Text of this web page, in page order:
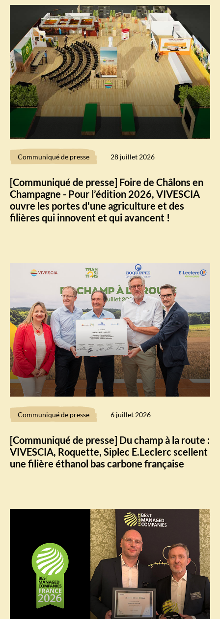
Communiqué de presse 28 juillet 2026
[Communiqué de presse] Foire de Châlons en
Champagne - Pour l’édition 2026, VIVESCIA
ouvre les portes d'une agriculture et des
filières qui innovent et qui avancent !
Communiqué de presse 6 juillet 2026
[Communiqué de presse] Du champ à la route :
VIVESCIA, Roquette, Siplec E.Leclerc scellent
une filière éthanol bas carbone française